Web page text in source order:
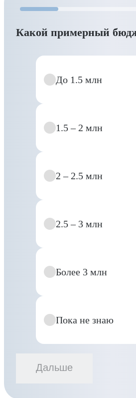
Какой примерный
До 1.5 млн
1.5 – 2 млн
2 – 2.5 млн
2.5 – 3 млн
Более 3 млн
Пока не знаю
Дальше